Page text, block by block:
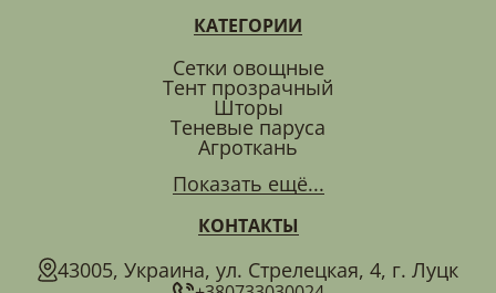
КАТЕГОРИИ
Сетки овощные
Тент прозрачный
Шторы
Теневые паруса
Агроткань
Показать ещё...
КОНТАКТЫ
43005, Украина, ул. Стрелецкая, 4, г. Луцк